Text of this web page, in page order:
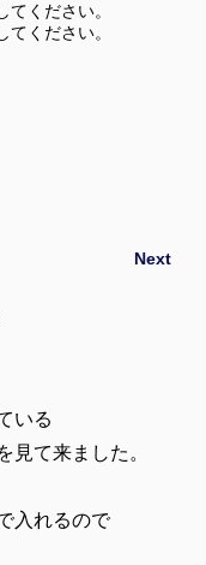
Next
いる
て来ました。
入れるので